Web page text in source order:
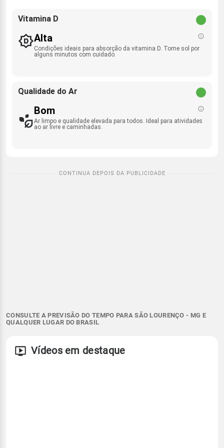
Vitamina D
Alta
Condições ideais para absorção da vitamina D. Tome sol por
alguns minutos com cuidado.
Qualidade do Ar
Bom
Ar limpo e qualidade elevada para todos. Ideal para atividades
ao ar livre e caminhadas.
CONSULTE A PREVISÃO DO TEMPO PARA SÃO LOURENÇO - MG E
QUALQUER LUGAR DO BRASIL
Vídeos em destaque